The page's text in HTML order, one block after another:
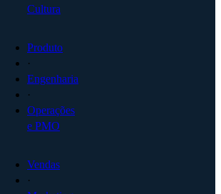
Cultura
Produto
·
Engenharia
·
Operações
e PMO
Vendas
·